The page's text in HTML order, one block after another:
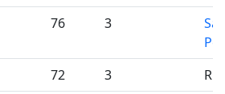
76 3
72 3